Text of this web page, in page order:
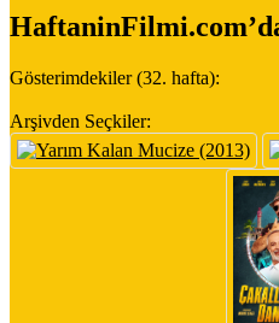
Gösterimdekiler (32. hafta):
Arşivden Seçkiler: